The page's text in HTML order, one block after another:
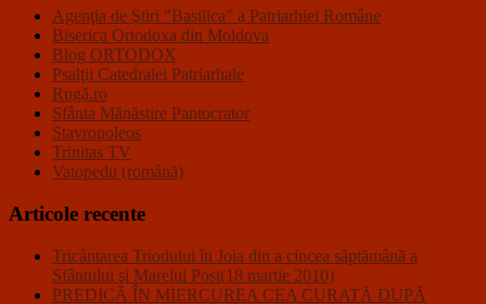
Agenţia de Ştiri "Basilica" a Patriarhiei Române
Biserica Ortodoxa din Moldova
Blog ORTODOX
Psalţii Catedralei Patriarhale
Rugă.ro
Sfânta Mănăstire Pantocrator
Stavropoleos
Trinitas TV
Vatopedu (română)
Articole recente
Tricântarea Triodului în Joia din a cincea săptămână a
Sfântului şi Marelui Post(18 martie 2010)
PREDICĂ ÎN MIERCUREA CEA CURATĂ DUPĂ